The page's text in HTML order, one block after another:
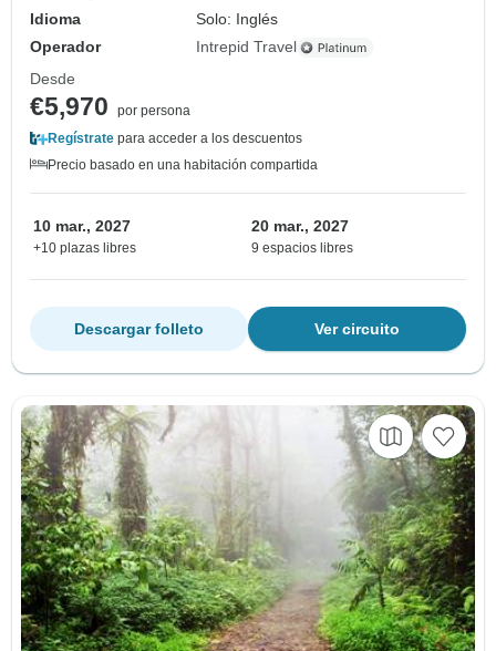
Idioma
Solo: Inglés
Operador
Intrepid Travel
Desde
€5,970
por persona
Regístrate para acceder a los descuentos
Precio basado en una habitación compartida
10 mar., 2027
+10 plazas libres
20 mar., 2027
9 espacios libres
Ver circuito
Descargar folleto